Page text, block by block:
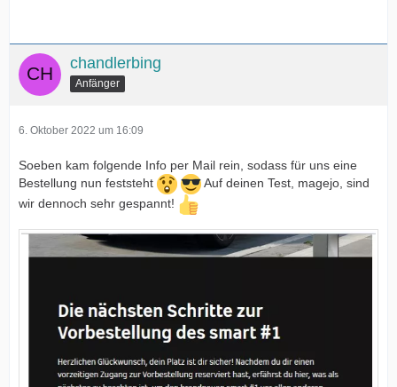
chandlerbing
Anfänger
6. Oktober 2022 um 16:09
Soeben kam folgende Info per Mail rein, sodass für uns eine
Bestellung nun feststeht
Auf deinen Test, magejo, sind
wir dennoch sehr gespannt!